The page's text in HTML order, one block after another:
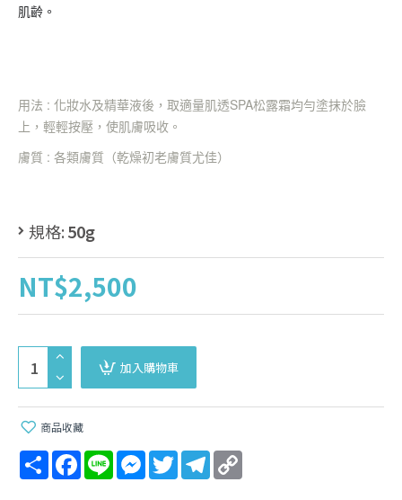
肌齡。
用法 : 化妝水及精華液後，取適量肌透SPA松露霜均勻塗抹於臉
上，輕輕按壓，使肌膚吸收。
膚質 : 各類膚質（乾燥初老膚質尤佳）
規格:50g
NT$2,500
加入購物車
商品收藏
ShareFacebook
LineMessenger
TwitterTelegram